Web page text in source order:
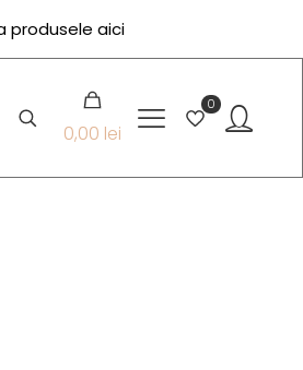
0,00 lei
0